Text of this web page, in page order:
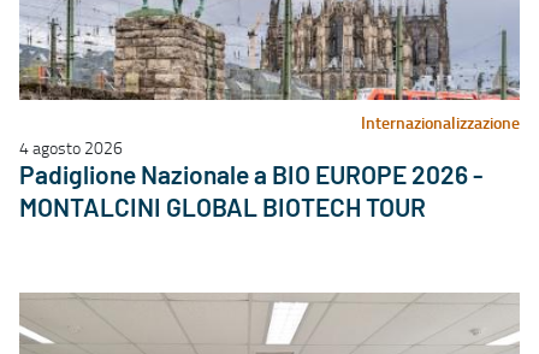
Internazionalizzazione
4 agosto 2026
Padiglione Nazionale a BIO EUROPE 2026 -
MONTALCINI GLOBAL BIOTECH TOUR